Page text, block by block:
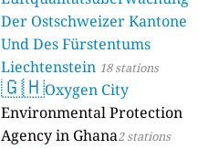
Der Ostschweizer Kantone
Und Des Fürstentums
Liechtenstein 18 stations
🇬🇭Oxygen City
Environmental Protection
Agency in Ghana2 stations